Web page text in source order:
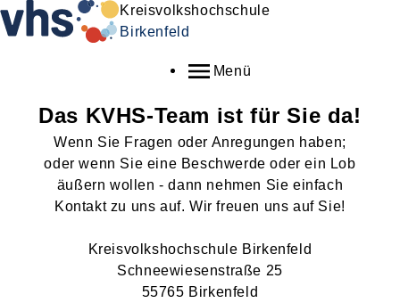
Kreisvolkshochschule
Birkenfeld
Menü
Das KVHS-Team ist für Sie da!
Wenn Sie Fragen oder Anregungen haben;
oder wenn Sie eine Beschwerde oder ein Lob
äußern wollen - dann nehmen Sie einfach
Kontakt zu uns auf. Wir freuen uns auf Sie!
Kreisvolkshochschule Birkenfeld
Schneewiesenstraße 25
55765 Birkenfeld